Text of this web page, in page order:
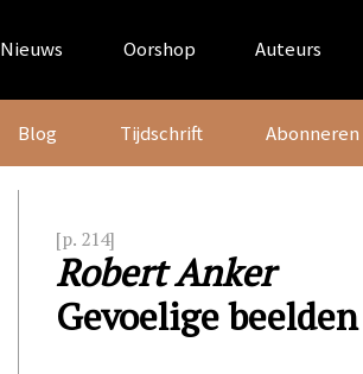
Nieuws Oorshop Auteurs
Blog Tijdschrift Abonneren
[p. 214]
Robert Anker
Gevoelige beelden